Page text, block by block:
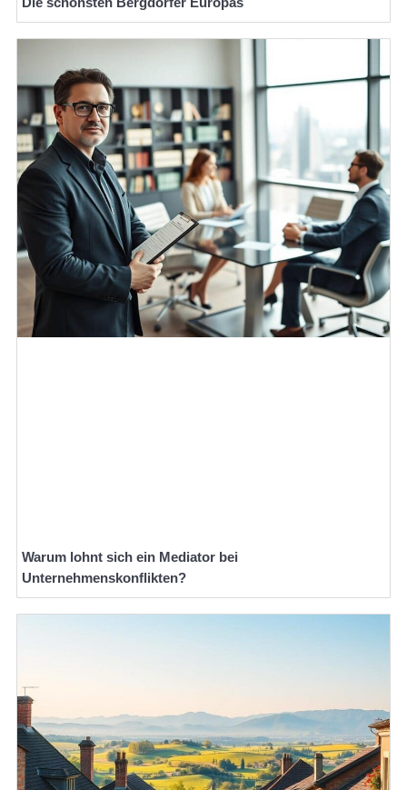
Warum lohnt sich ein Mediator bei
Unternehmenskonflikten?